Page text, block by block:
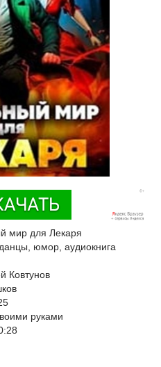
мир для Лекаря
юмор, аудиокнига
Ковтунов
руками